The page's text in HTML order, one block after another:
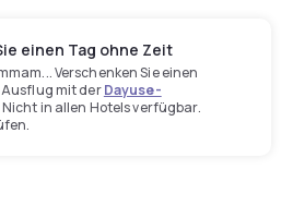
einen Tag ohne Zeit
Verschenken Sie einen
mit derDayuse-
Nicht in allen Hotels verfügbar.